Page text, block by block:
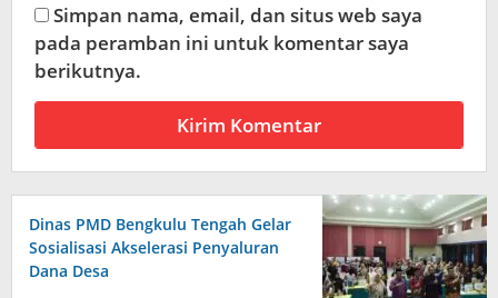
Simpan nama, email, dan situs web saya
pada peramban ini untuk komentar saya
berikutnya.
Dinas PMD Bengkulu Tengah Gelar
Sosialisasi Akselerasi Penyaluran
Dana Desa